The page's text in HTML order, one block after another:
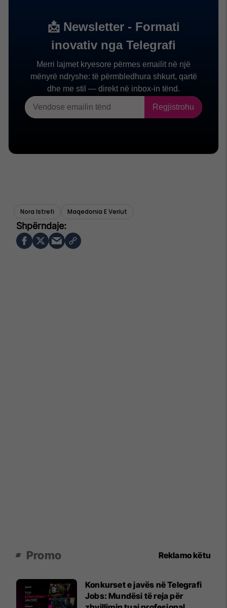
Nora Istrefi Maqedonia E Veriut
Promo Reklamo këtu
Konkurset e javës në Telegrafi
Jobs: Mundësi të reja për